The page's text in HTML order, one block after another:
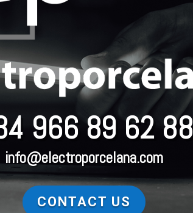
966 89 62 88
info@electroporcelana.com
CONTACT US